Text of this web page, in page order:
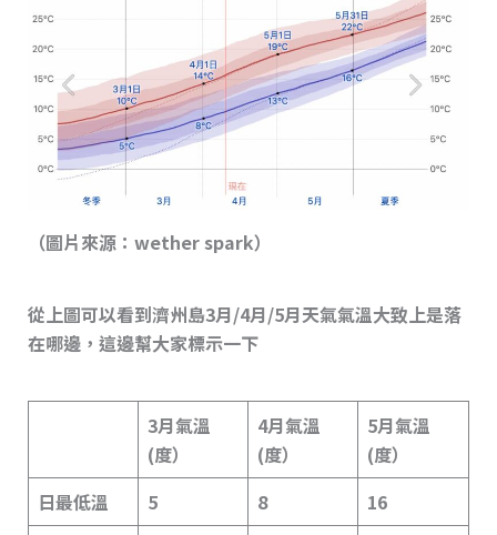
（圖片來源：wether spark）
從上圖可以看到濟州島3月/4月/5月天氣氣溫大致上是落
在哪邊，這邊幫大家標示一下
3月氣溫
(度）
4月氣溫
(度）
5月氣溫
(度）
日最低溫
5 8
16